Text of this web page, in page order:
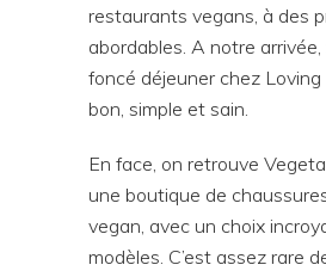
restaurants vegans, à des
abordables. A notre
foncé déjeuner chez
bon, simple et sain.
En face, on retrouve
une boutique de
vegan, avec un choix
modèles. C’est assez rare